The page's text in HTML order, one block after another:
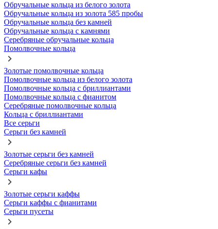
Обручальные кольца из белого золота
Обручальные кольца из золота 585 пробы
Обручальные кольца без камней
Обручальные кольца с камнями
Серебряные обручальные кольца
Помолвочные кольца
Золотые помолвочные кольца
Помолвочные кольца из белого золота
Помолвочные кольца с бриллиантами
Помолвочные кольца с фианитом
Серебряные помолвочные кольца
Кольца с бриллиантами
Все серьги
Серьги без камней
Золотые серьги без камней
Серебряные серьги без камней
Серьги кафы
Золотые серьги каффы
Серьги каффы с фианитами
Серьги пусеты